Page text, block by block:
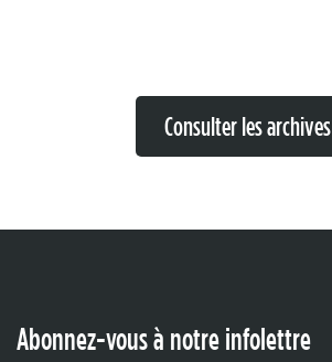
Consulter les archives
Abonnez-vous à notre infolettre